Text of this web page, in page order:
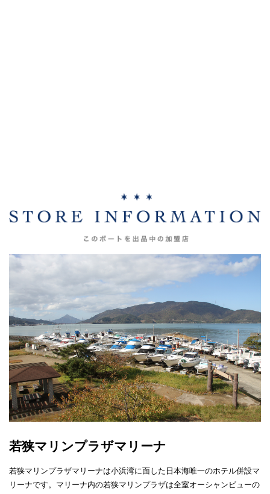
若狭マリンプラザマリーナ
若狭マリンプラザマリーナは小浜湾に面した日本海唯一のホテル併設マ
リーナです。マリーナ内の若狭マリンプラザは全室オーシャンビューの